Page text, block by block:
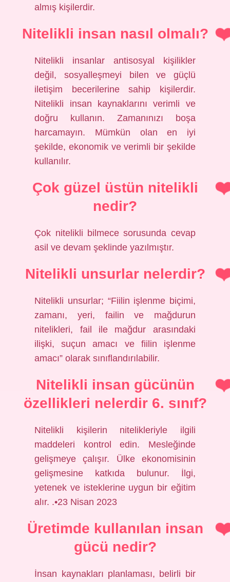
almış kişilerdir.
Nitelikli insan nasıl olmalı?
Nitelikli insanlar antisosyal kişilikler
değil, sosyalleşmeyi bilen ve güçlü
iletişim becerilerine sahip kişilerdir.
Nitelikli insan kaynaklarını verimli ve
doğru kullanın. Zamanınızı boşa
harcamayın. Mümkün olan en iyi
şekilde, ekonomik ve verimli bir şekilde
kullanılır.
Çok güzel üstün nitelikli
nedir?
Çok nitelikli bilmece sorusunda cevap
asil ve devam şeklinde yazılmıştır.
Nitelikli unsurlar nelerdir?
Nitelikli unsurlar; “Fiilin işlenme biçimi,
zamanı, yeri, failin ve mağdurun
nitelikleri, fail ile mağdur arasındaki
ilişki, suçun amacı ve fiilin işlenme
amacı” olarak sınıflandırılabilir.
Nitelikli insan gücünün
özellikleri nelerdir 6. sınıf?
Nitelikli kişilerin nitelikleriyle ilgili
maddeleri kontrol edin. Mesleğinde
gelişmeye çalışır. Ülke ekonomisinin
gelişmesine katkıda bulunur. İlgi,
yetenek ve isteklerine uygun bir eğitim
alır. .•23 Nisan 2023
Üretimde kullanılan insan
gücü nedir?
İnsan kaynakları planlaması, belirli bir